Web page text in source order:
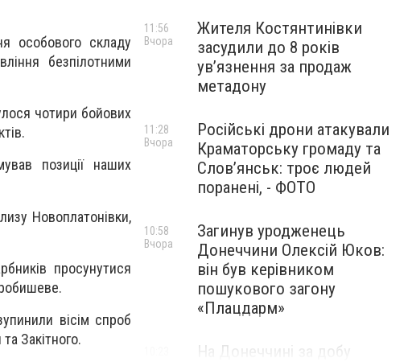
особового складу
безпілотними
чотири бойових
позиції наших
Новоплатонівки,
просунутися
вісім спроб
Закітного.
Жителя Костянтинівки
засудили до 8 років
ув’язнення за продаж
метадону
11:56
Вчора
Російські дрони атакували
Краматорську громаду та
Слов’янськ: троє людей
поранені, - ФОТО
11:28
Вчора
Загинув уродженець
Донеччини Олексій Юков:
він був керівником
пошукового загону
«Плацдарм»
10:58
Вчора
На Донеччині за добу